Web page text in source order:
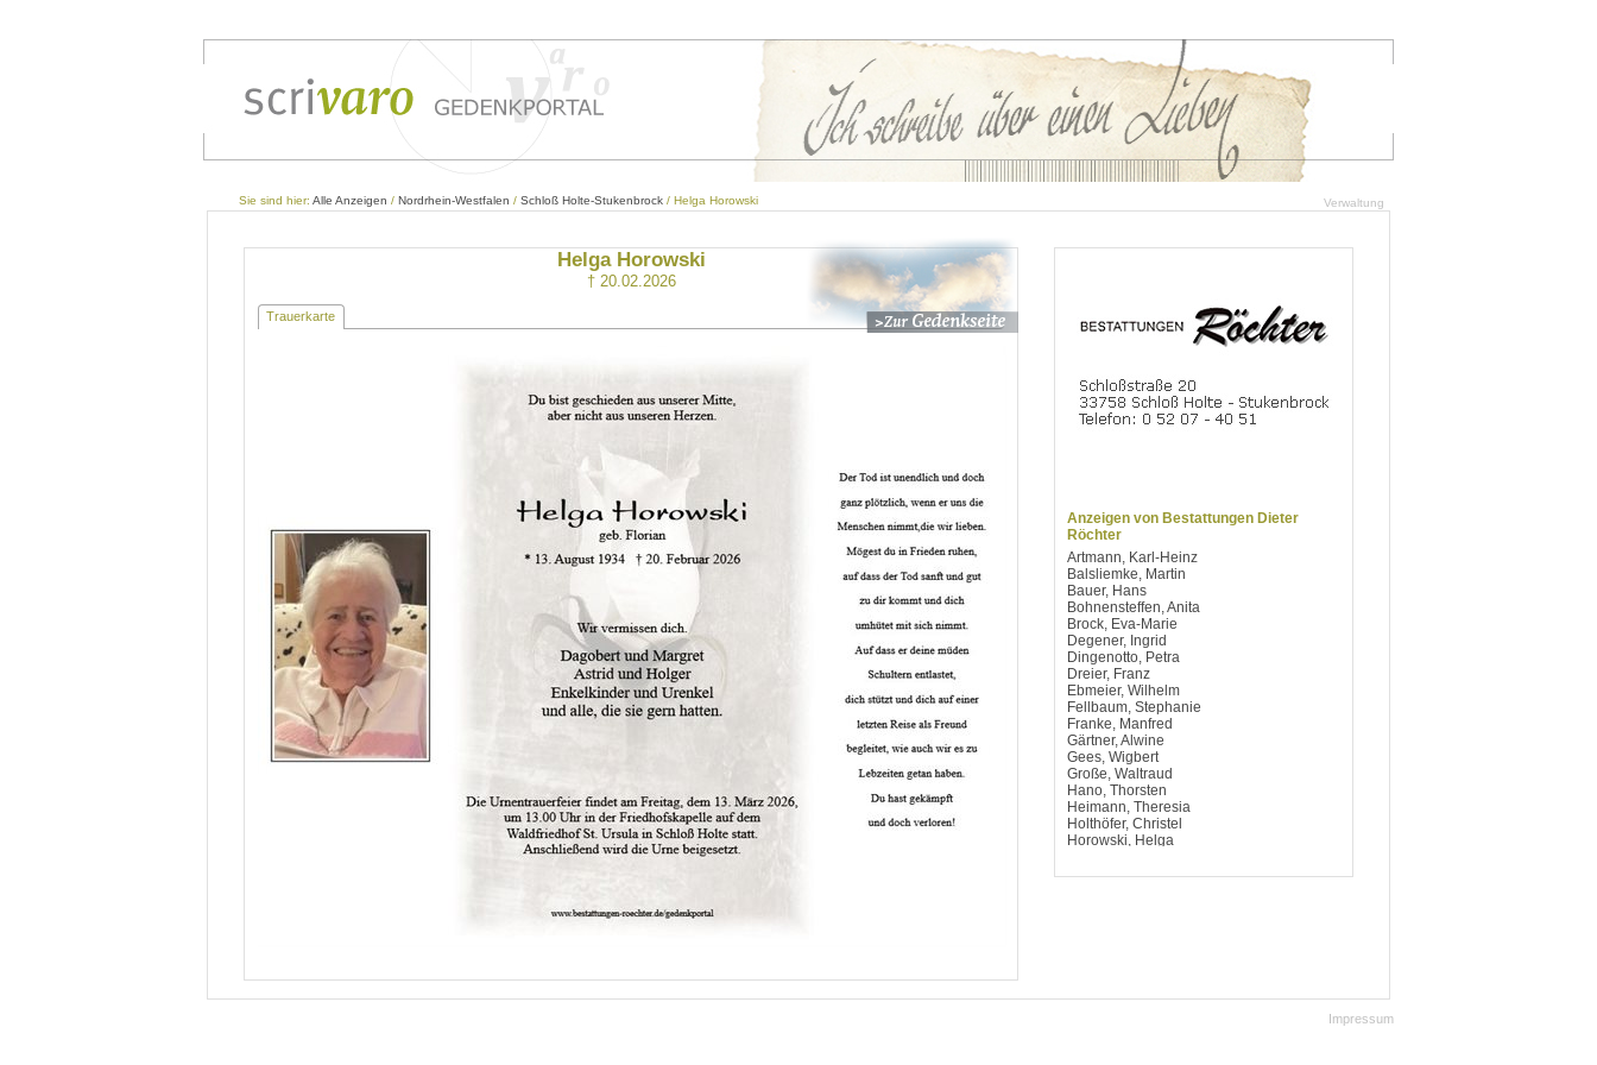
Verwaltung
Sie sind hier: Alle Anzeigen / Nordrhein-Westfalen / Schloß Holte-Stukenbrock / Helga Horowski
Helga Horowski
† 20.02.2026
Trauerkarte
Anzeigen von Bestattungen Dieter
Röchter
Artmann, Karl-Heinz
Balsliemke, Martin
Bauer, Hans
Bohnensteffen, Anita
Brock, Eva-Marie
Degener, Ingrid
Dingenotto, Petra
Dreier, Franz
Ebmeier, Wilhelm
Fellbaum, Stephanie
Franke, Manfred
Gärtner, Alwine
Gees, Wigbert
Große, Waltraud
Hano, Thorsten
Heimann, Theresia
Holthöfer, Christel
Horowski, Helga
Jürgens, Wilhelm
Impressum